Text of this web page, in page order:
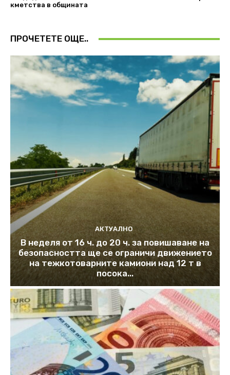
кметства в общината
ПРОЧЕТЕТЕ ОЩЕ..
АКТУАЛНО
В неделя от 16 ч. до 20 ч. за повишаване на
безопасността ще се ограничи движението
на тежкотоварните камиони над 12 т в
посока...